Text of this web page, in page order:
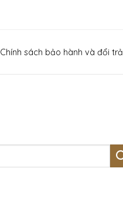
Chính sách bảo hành và đổi trả